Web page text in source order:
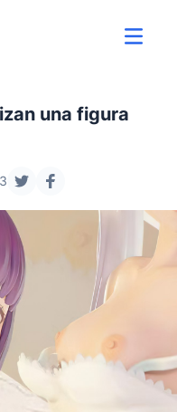
ver
una figura
compartir en twitter
compartir en